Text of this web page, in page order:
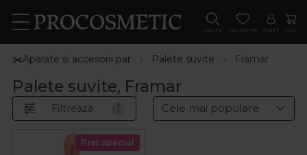
CAUTA FAVORITE CONT COS
✂️Aparate si accesorii par Palete suvite Framar
Palete suvite, Framar
Filtreaza 1
Pret special